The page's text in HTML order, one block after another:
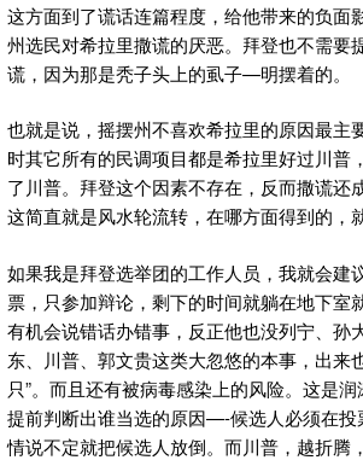
这方面到了谎话连篇程度，给他带来的负面
州选民对希拉里撒谎的厌恶。拜登也不需要
谎，因为那是秃子头上的虱子—明摆着的。
也就是说，摇摆州不喜欢希拉里的原因最主
时其它所有的民调项目都是希拉里好过川普
了川普。拜登这个因素不存在，反而撒谎还
这简直就是风水轮流转，在哪方面得到的，
如果我是拜登选举团的工作人员，我就会建
票，只参加辩论，剩下的时间就躺在地下室
有机会说错话办错事，反正他也没列宁、孙
东、川普、郭文贵这类大忽悠的本事，出来
只”。而且还有被病毒感染上的风险。这是
提前判断出谁当选的原因—-候选人必须在投
情说不定就把候选人放倒。而川普，越折腾